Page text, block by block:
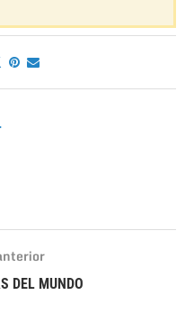
DEL MUNDO